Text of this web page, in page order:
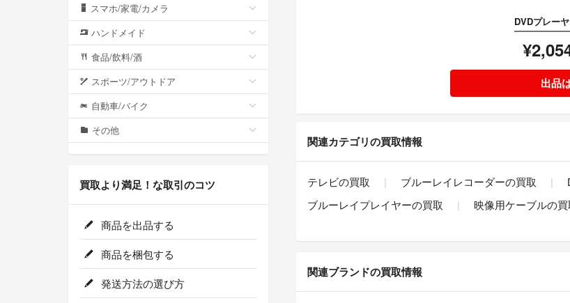
DVDプレー
出品
関連カテゴリの買取情報
テレビの買取 ブルーレイレコーダーの買取
ブルーレイプレイヤーの買取
映像用ケーブルの買
関連ブランドの買取情報
スマホ/家電/カメラ
ハンドメイド
食品/飲料/酒
スポーツ/アウトドア
自動車/バイク
その他
買取より満足！な取引のコツ
商品を出品する
商品を梱包する
発送方法の選び方